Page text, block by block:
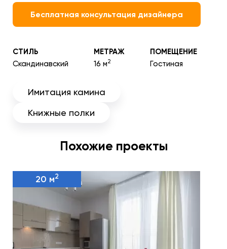
Бесплатная консультация дизайнера
СТИЛЬ
Скандинавский
МЕТРАЖ
16 м2
ПОМЕЩЕНИЕ
Гостиная
Имитация камина
Книжные полки
Похожие проекты
20 м2